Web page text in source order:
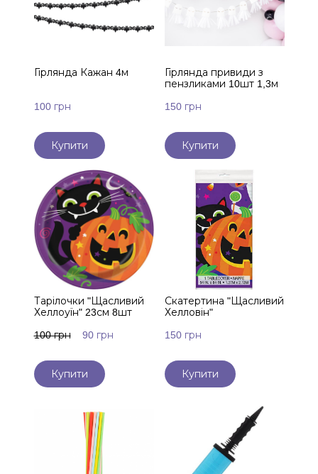
Гірлянда Кажан 4м
100 грн
Купити
Гірлянда привиди з
пензликами 10шт 1,3м
150 грн
Купити
Тарілочки "Щасливий
Хеллоуїн" 23см 8шт
100 грн
90 грн
Купити
Скатертина "Щасливий
Хелловін"
150 грн
Купити